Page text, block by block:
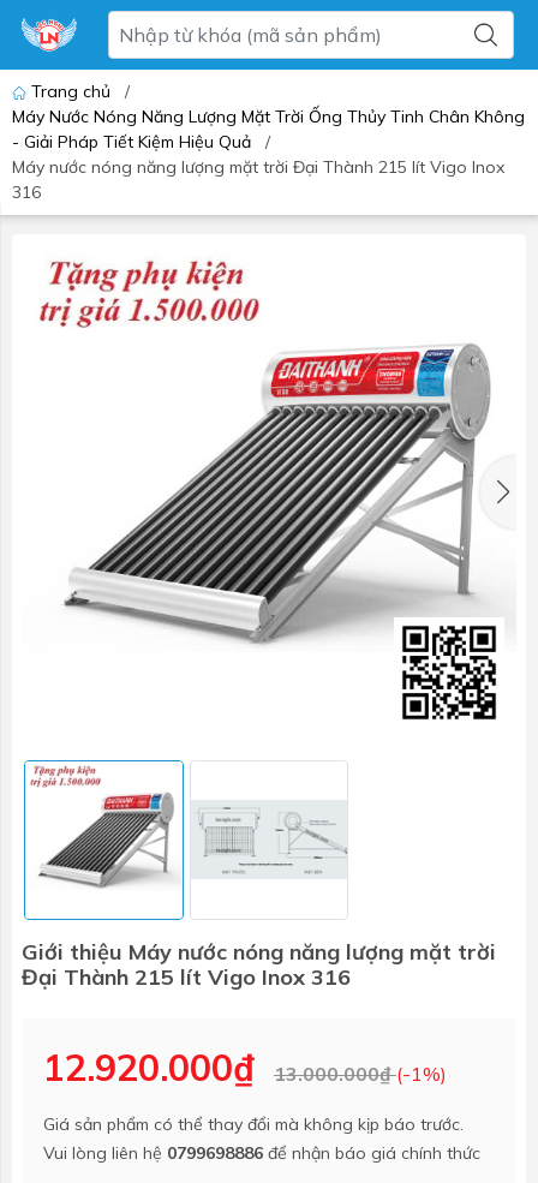
Trang chủ
/
Máy Nước Nóng Năng Lượng Mặt Trời Ống Thủy Tinh Chân Không
- Giải Pháp Tiết Kiệm Hiệu Quả
/
Máy nước nóng năng lượng mặt trời Đại Thành 215 lít Vigo Inox
316
Giới thiệu Máy nước nóng năng lượng mặt trời
Đại Thành 215 lít Vigo Inox 316
12.920.000₫ 13.000.000₫(-1%)
Giá sản phẩm có thể thay đổi mà không kịp báo trước.
Vui lòng liên hệ 0799698886 để nhận báo giá chính thức